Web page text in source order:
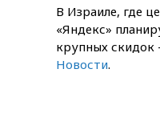
В Израиле, где
«Яндекс»
крупных скидок
Новости.